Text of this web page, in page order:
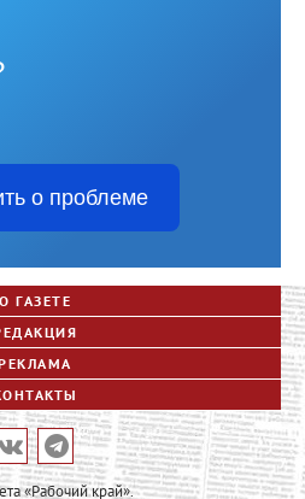
о проблеме
О ГАЗЕТЕ
«Рабочий край».